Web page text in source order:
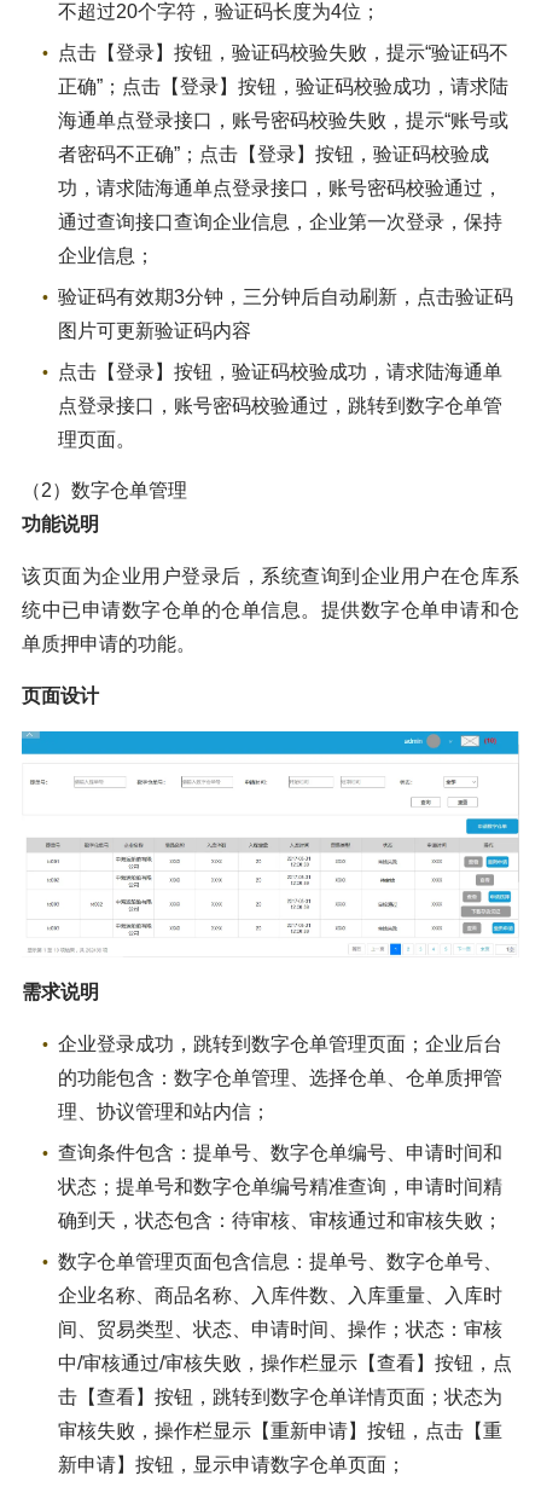
不超过20个字符，验证码长度为4位；
点击【登录】按钮，验证码校验失败，提示“验证码不
正确”；点击【登录】按钮，验证码校验成功，请求陆
海通单点登录接口，账号密码校验失败，提示“账号或
者密码不正确”；点击【登录】按钮，验证码校验成
功，请求陆海通单点登录接口，账号密码校验通过，
通过查询接口查询企业信息，企业第一次登录，保持
企业信息；
验证码有效期3分钟，三分钟后自动刷新，点击验证码
图片可更新验证码内容
点击【登录】按钮，验证码校验成功，请求陆海通单
点登录接口，账号密码校验通过，跳转到数字仓单管
理页面。
（2）数字仓单管理
功能说明
该页面为企业用户登录后，系统查询到企业用户在仓库系
统中已申请数字仓单的仓单信息。提供数字仓单申请和仓
单质押申请的功能。
页面设计
需求说明
企业登录成功，跳转到数字仓单管理页面；企业后台
的功能包含：数字仓单管理、选择仓单、仓单质押管
理、协议管理和站内信；
查询条件包含：提单号、数字仓单编号、申请时间和
状态；提单号和数字仓单编号精准查询，申请时间精
确到天，状态包含：待审核、审核通过和审核失败；
数字仓单管理页面包含信息：提单号、数字仓单号、
企业名称、商品名称、入库件数、入库重量、入库时
间、贸易类型、状态、申请时间、操作；状态：审核
中/审核通过/审核失败，操作栏显示【查看】按钮，点
击【查看】按钮，跳转到数字仓单详情页面；状态为
审核失败，操作栏显示【重新申请】按钮，点击【重
新申请】按钮，显示申请数字仓单页面；